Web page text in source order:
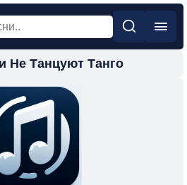
Не Танцуют Танго